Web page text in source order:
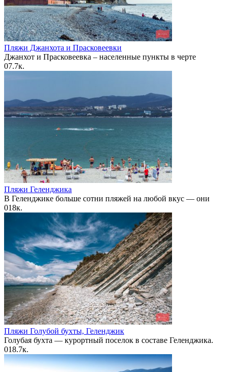
Пляжи Джанхота и Прасковеевки
Джанхот и Прасковеевка – населенные пункты в черте
07.7к.
Пляжи Геленджика
В Геленджике больше сотни пляжей на любой вкус — они
018к.
Пляжи Голубой бухты, Геленджик
Голубая бухта — курортный поселок в составе Геленджика.
018.7к.